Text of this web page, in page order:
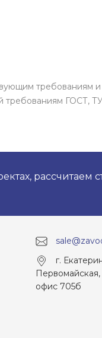
требованиям
требованиям ГОСТ,
рассчитаем
г.
Первомайская,
офис 705б